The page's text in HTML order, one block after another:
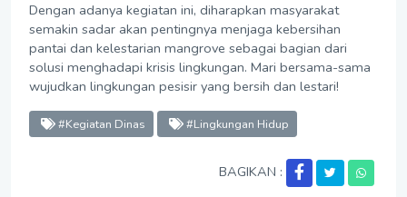
Dengan adanya kegiatan ini, diharapkan masyarakat
semakin sadar akan pentingnya menjaga kebersihan
pantai dan kelestarian mangrove sebagai bagian dari
solusi menghadapi krisis lingkungan. Mari bersama-sama
wujudkan lingkungan pesisir yang bersih dan lestari!
#Kegiatan Dinas #Lingkungan Hidup
BAGIKAN :